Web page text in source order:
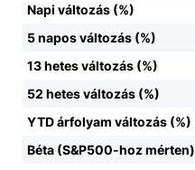
Napi változás (%)
5 napos változás (%)
13 hetes változás (%)
52 hetes változás (%)
YTD árfolyam változás (%)
Béta (S&P500-hoz mérten)